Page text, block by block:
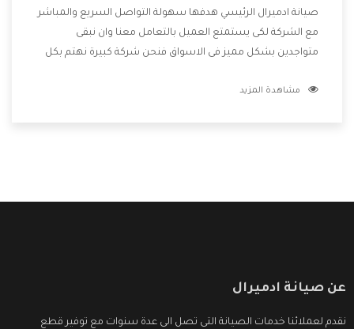
صيانة ادميرال الرئيسي هدفها سهولة التواصل السريع والمباشر
مع الشركة لكى يستمتع العميل بالتعامل معنا وان نبقى
متواجدين بشكل مميز فى الاسواق فنحن شركة كبيرة نهتم بكل
الشركة بها والتى تكون منها خدمة الصيانة التى تكون من أهم
مشاهدة المزيد
عن صيانة ادميرال
نقدم لعملائنا خدمات الصيانة التى تصل الى عدة سنوات مع توفير قطع